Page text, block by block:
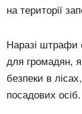
на території
Наразі штрафи
для громадян,
безпеки в
посадових осіб.